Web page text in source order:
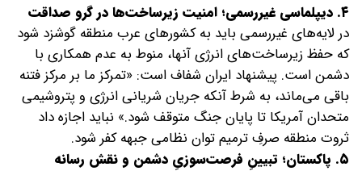
۴. دیپلماسی غیررسمی؛ امنیت زیرساخت‌ها در گرو صداقت
در لایه‌های غیررسمی باید به کشورهای عرب منطقه گوشزد شود
که حفظ زیرساخت‌های انرژی آنها، منوط به عدم همکاری با
دشمن است. پیشنهاد ایران شفاف است: «تمرکز ما بر مرکز فتنه
باقی می‌ماند، به شرط آنکه جریان شریانی انرژی و پتروشیمی
متحدان آمریکا تا پایان جنگ متوقف شود.» نباید اجازه داد
ثروت منطقه صرفِ ترمیم توان نظامی جبهه کفر شود.
۵. پاکستان؛ تبیینِ فرصت‌سوزیِ دشمن و نقش رسانه